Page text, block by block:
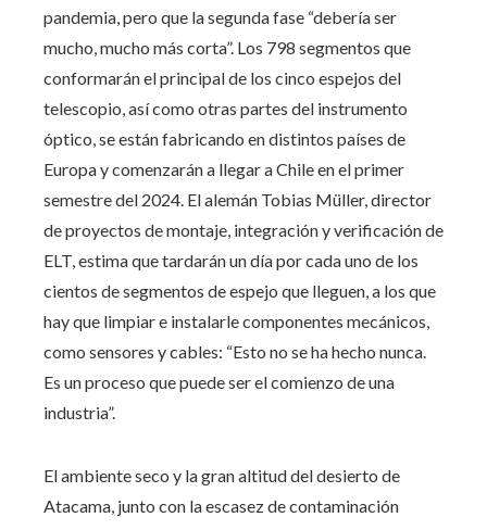
pandemia, pero que la segunda fase “debería ser
mucho, mucho más corta”. Los 798 segmentos que
conformarán el principal de los cinco espejos del
telescopio, así como otras partes del instrumento
óptico, se están fabricando en distintos países de
Europa y comenzarán a llegar a Chile en el primer
semestre del 2024. El alemán Tobias Müller, director
de proyectos de montaje, integración y verificación de
ELT, estima que tardarán un día por cada uno de los
cientos de segmentos de espejo que lleguen, a los que
hay que limpiar e instalarle componentes mecánicos,
como sensores y cables: “Esto no se ha hecho nunca.
Es un proceso que puede ser el comienzo de una
industria”.
El ambiente seco y la gran altitud del desierto de
Atacama, junto con la escasez de contaminación